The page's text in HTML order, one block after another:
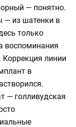
— понятно.
— из шатенки в
только
воспоминания
линии
в
— голливудская